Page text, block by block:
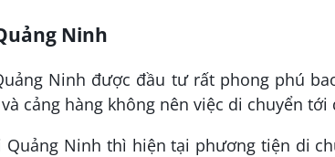
Ninh
Ninh được đầu tư rất phong phú
cảng hàng không nên việc di chuyển tới
Ninh thì hiện tại phương tiện di